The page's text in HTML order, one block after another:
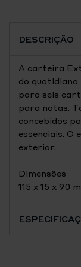
DESCRIÇÃO
A carteira
do
para seis
para notas.
concebidos
essenciais. O
exterior.
Dimensões
115 x 15 x 90